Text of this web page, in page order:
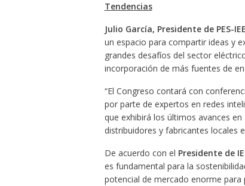
Tendencias
Julio García, Presidente de PES-
un espacio para compartir ideas y
grandes desafíos del sector
incorporación de más fuentes de
“El Congreso contará con
por parte de expertos en redes
que exhibirá los últimos avances
distribuidores y fabricantes locales
De acuerdo con el Presidente de
es fundamental para la
potencial de mercado enorme